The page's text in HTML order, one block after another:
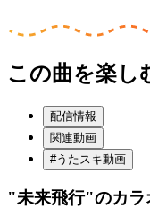
この曲を楽し
配信情報
関連動画
#うたスキ動画
"未来飛行"のカラ